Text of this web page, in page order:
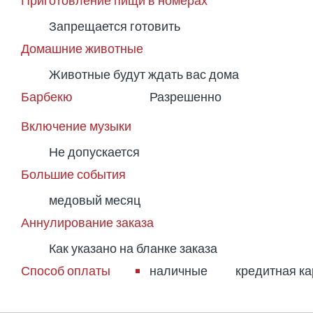
Запрещается готовить
Домашние животные
Животные будут ждать вас дома
Барбекю
Разрешенно
Включение музыки
Не допускается
Большие события
медовый месяц
Аннулирование заказа
Как указано на бланке заказа
Способ оплаты
наличные кредитная